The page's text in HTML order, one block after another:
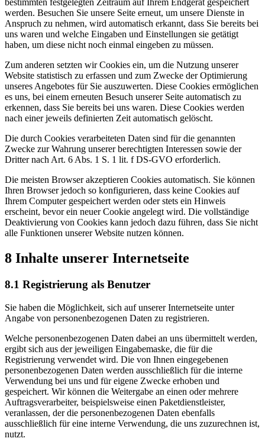
bestimmten festgelegten Zeitraum auf Ihrem Endgerät gespeichert
werden. Besuchen Sie unsere Seite erneut, um unsere Dienste in
Anspruch zu nehmen, wird automatisch erkannt, dass Sie bereits bei
uns waren und welche Eingaben und Einstellungen sie getätigt
haben, um diese nicht noch einmal eingeben zu müssen.
Zum anderen setzten wir Cookies ein, um die Nutzung unserer
Website statistisch zu erfassen und zum Zwecke der Optimierung
unseres Angebotes für Sie auszuwerten. Diese Cookies ermöglichen
es uns, bei einem erneuten Besuch unserer Seite automatisch zu
erkennen, dass Sie bereits bei uns waren. Diese Cookies werden
nach einer jeweils definierten Zeit automatisch gelöscht.
Die durch Cookies verarbeiteten Daten sind für die genannten
Zwecke zur Wahrung unserer berechtigten Interessen sowie der
Dritter nach Art. 6 Abs. 1 S. 1 lit. f DS-GVO erforderlich.
Die meisten Browser akzeptieren Cookies automatisch. Sie können
Ihren Browser jedoch so konfigurieren, dass keine Cookies auf
Ihrem Computer gespeichert werden oder stets ein Hinweis
erscheint, bevor ein neuer Cookie angelegt wird. Die vollständige
Deaktivierung von Cookies kann jedoch dazu führen, dass Sie nicht
alle Funktionen unserer Website nutzen können.
8 Inhalte unserer Internetseite
8.1 Registrierung als Benutzer
Sie haben die Möglichkeit, sich auf unserer Internetseite unter
Angabe von personenbezogenen Daten zu registrieren.
Welche personenbezogenen Daten dabei an uns übermittelt werden,
ergibt sich aus der jeweiligen Eingabemaske, die für die
Registrierung verwendet wird. Die von Ihnen eingegebenen
personenbezogenen Daten werden ausschließlich für die interne
Verwendung bei uns und für eigene Zwecke erhoben und
gespeichert. Wir können die Weitergabe an einen oder mehrere
Auftragsverarbeiter, beispielsweise einen Paketdienstleister,
veranlassen, der die personenbezogenen Daten ebenfalls
ausschließlich für eine interne Verwendung, die uns zuzurechnen ist,
nutzt.